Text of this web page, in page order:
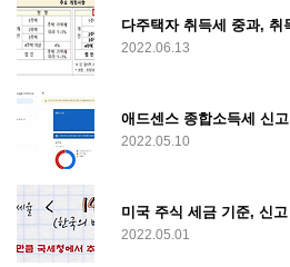
다주택자 취득세 중과, 취
2022.06.13
2022.05.10
미국 주식 세금 기준, 신고
2022.05.01